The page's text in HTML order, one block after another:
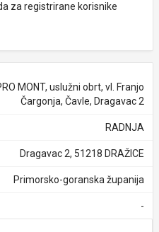
za registrirane korisnike
MONT, uslužni obrt, vl. Franjo
Čargonja, Čavle, Dragavac 2
RADNJA
Dragavac 2, 51218 DRAŽICE
Primorsko-goranska županija
-